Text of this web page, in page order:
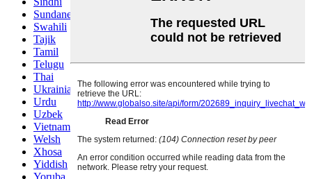
Sundanese
Swahili
Tajik
Tamil
Telugu
Thai
Ukrainian
Urdu
Uzbek
Vietnamese
Welsh
Xhosa
Yiddish
Yoruba